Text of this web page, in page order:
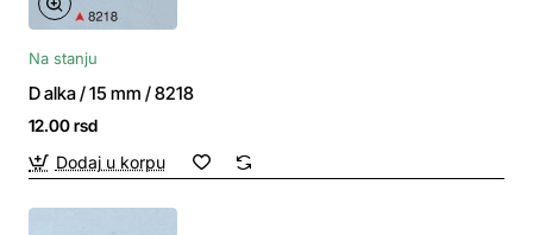
Na stanju
D alka / 15 mm / 8218
12.00 rsd
Dodaj u korpu